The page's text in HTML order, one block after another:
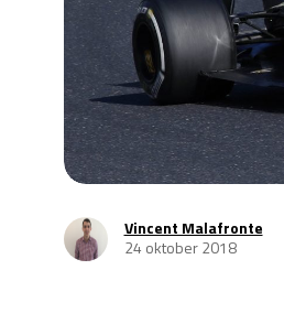
Vincent Malafronte
24 oktober 2018